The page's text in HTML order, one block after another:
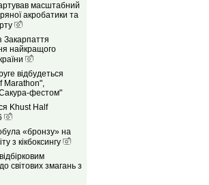
масштабний
акробатики та
Закарпаття
найкращого
відбудеться
Marathon",
фестом"
Khust Half
«бронзу» на
з кікбоксингу
світових змагань з